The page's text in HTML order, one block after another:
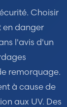
Choisir
en danger
l'avis d'un
remorquage.
à cause de
aux UV. Des